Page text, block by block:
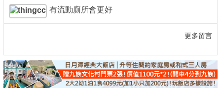
有流動廁所會更好
更多留言